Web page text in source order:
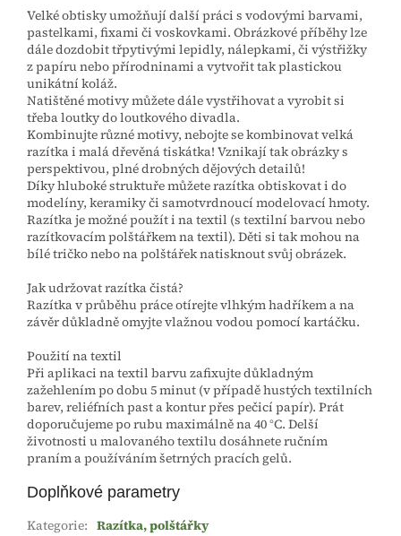
Velké obtisky umožňují další práci s vodovými barvami,
pastelkami, fixami či voskovkami. Obrázkové příběhy lze
dále dozdobit třpytivými lepidly, nálepkami, či výstřižky
z papíru nebo přírodninami a vytvořit tak plastickou
unikátní koláž.
Natištěné motivy můžete dále vystřihovat a vyrobit si
třeba loutky do loutkového divadla.
Kombinujte různé motivy, nebojte se kombinovat velká
razítka i malá dřevěná tiskátka! Vznikají tak obrázky s
perspektivou, plné drobných dějových detailů!
Díky hluboké struktuře můžete razítka obtiskovat i do
modelíny, keramiky či samotvrdnoucí modelovací hmoty.
Razítka je možné použít i na textil (s textilní barvou nebo
razítkovacím polštářkem na textil). Děti si tak mohou na
bílé tričko nebo na polštářek natisknout svůj obrázek.
Jak udržovat razítka čistá?
Razítka v průběhu práce otírejte vlhkým hadříkem a na
závěr důkladně omyjte vlažnou vodou pomocí kartáčku.
Použití na textil
Při aplikaci na textil barvu zafixujte důkladným
zažehlením po dobu 5 minut (v případě hustých textilních
barev, reliéfních past a kontur přes pečicí papír). Prát
doporučujeme po rubu maximálně na 40 °C. Delší
životnosti u malovaného textilu dosáhnete ručním
praním a používáním šetrných pracích gelů.
Doplňkové parametry
Kategorie: Razítka, polštářky